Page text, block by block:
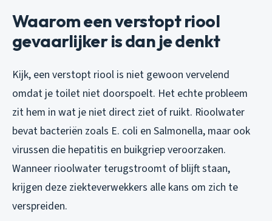
Waarom een verstopt riool
gevaarlijker is dan je denkt
Kijk, een verstopt riool is niet gewoon vervelend
omdat je toilet niet doorspoelt. Het echte probleem
zit hem in wat je niet direct ziet of ruikt. Rioolwater
bevat bacteriën zoals E. coli en Salmonella, maar ook
virussen die hepatitis en buikgriep veroorzaken.
Wanneer rioolwater terugstroomt of blijft staan,
krijgen deze ziekteverwekkers alle kans om zich te
verspreiden.